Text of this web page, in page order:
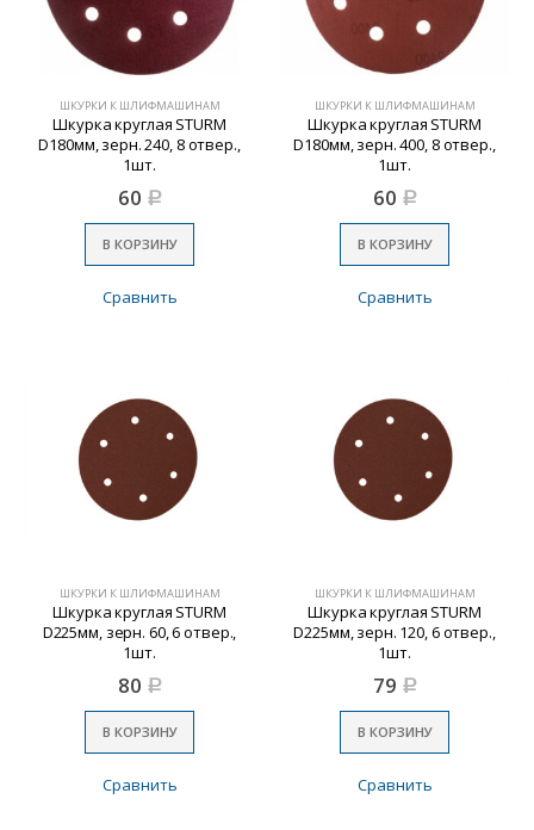
ШКУРКИ К ШЛИФМАШИНАМ
Шкурка круглая STURM
D180мм, зерн. 240, 8 отвер.,
1шт.
60 Р
В КОРЗИНУ
Сравнить
ШКУРКИ К ШЛИФМАШИНАМ
Шкурка круглая STURM
D180мм, зерн. 400, 8 отвер.,
1шт.
60 Р
В КОРЗИНУ
Сравнить
ШКУРКИ К ШЛИФМАШИНАМ
Шкурка круглая STURM
D225мм, зерн. 60, 6 отвер.,
1шт.
80 Р
В КОРЗИНУ
Сравнить
ШКУРКИ К ШЛИФМАШИНАМ
Шкурка круглая STURM
D225мм, зерн. 120, 6 отвер.,
1шт.
79 Р
В КОРЗИНУ
Сравнить